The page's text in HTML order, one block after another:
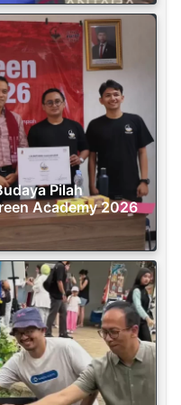
Pilah
Academy 2026